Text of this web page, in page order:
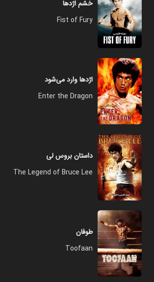
خشم اژدها
Fist of Fury
اژدها وارد می‌شود
Enter the Dragon
داستان بروس لی
The Legend of Bruce Lee
طوفان
Toofaan